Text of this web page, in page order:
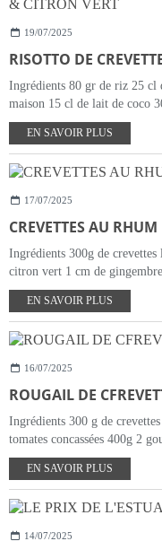
19/07/2025
Ingrédients 80 gr de riz 25
maison 15 cl de lait de coco
EN SAVOIR PLUS
17/07/2025
CREVETTES AU RHUM
Ingrédients 300g de
citron vert 1 cm de
EN SAVOIR PLUS
16/07/2025
ROUGAIL DE
Ingrédients 300 g de
tomates concassées 400g 2
EN SAVOIR PLUS
14/07/2025